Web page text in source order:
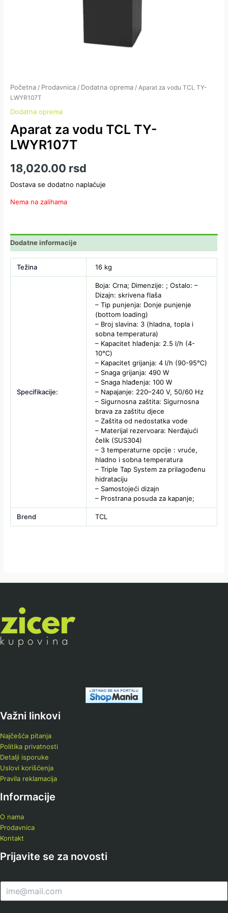
Početna / Prodavnica / Dodatna oprema / Aparat za vodu TCL TY-
LWYR107T
Dodatna oprema
Aparat za vodu TCL TY-
LWYR107T
18,020.00 rsd
Dostava se dodatno naplaćuje
Nema na zalihama
Dodatne informacije
Težina 16 kg
Specifikacije:
Boja: Crna; Dimenzije: ; Ostalo: –
Dizajn: skrivena flaša
– Tip punjenja: Donje punjenje
(bottom loading)
– Broj slavina: 3 (hladna, topla i
sobna temperatura)
– Kapacitet hlađenja: 2.5 l/h (4-
10℃)
– Kapacitet grijanja: 4 l/h (90-95℃)
– Snaga grijanja: 490 W
– Snaga hlađenja: 100 W
– Napajanje: 220–240 V, 50/60 Hz
– Sigurnosna zaštita: Sigurnosna
brava za zaštitu djece
– Zaštita od nedostatka vode
– Materijal rezervoara: Nerđajući
čelik (SUS304)
– 3 temperaturne opcije : vruće,
hladno i sobna temperatura
– Triple Tap System za prilagođenu
hidrataciju
– Samostojeći dizajn
– Prostrana posuda za kapanje;
Brend TCL
Važni linkovi
Najčešća pitanja
Politika privatnosti
Detalji isporuke
Uslovi korišćenja
Pravila reklamacija
Informacije
O nama
Prodavnica
Kontakt
Prijavite se za novosti
m